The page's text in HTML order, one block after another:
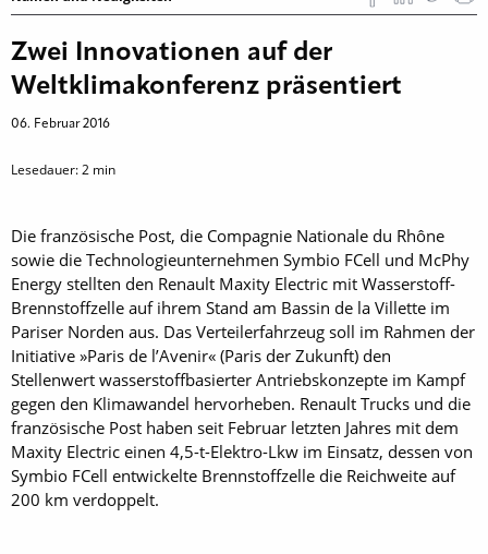
Zwei Innovationen auf der
Weltklimakonferenz präsentiert
06. Februar 2016
Lesedauer:2 min
Die französische Post, die Compagnie Nationale du Rhône
sowie die Technologieunternehmen Symbio FCell und McPhy
Energy stellten den Renault Maxity Electric mit Wasserstoff-
Brennstoffzelle auf ihrem Stand am Bassin de la Villette im
Pariser Norden aus. Das Verteilerfahrzeug soll im Rahmen der
Initiative »Paris de l’Avenir« (Paris der Zukunft) den
Stellenwert wasserstoffbasierter Antriebskonzepte im Kampf
gegen den Klimawandel hervorheben. Renault Trucks und die
französische Post haben seit Februar letzten Jahres mit dem
Maxity Electric einen 4,5-t-Elektro-Lkw im Einsatz, dessen von
Symbio FCell entwickelte Brennstoffzelle die Reichweite auf
200 km verdoppelt.